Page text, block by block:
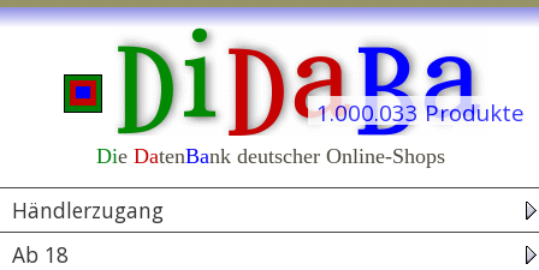
Die DatenBank deutscher Online-Shops
Navigation
Händlerzugang
Ab 18
1.000.033 Produkte